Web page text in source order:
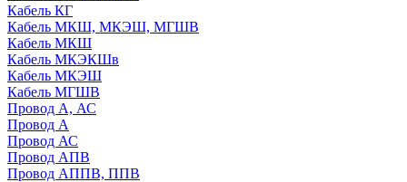
Кабель КГ
Кабель МКШ, МКЭШ, МГШВ
Кабель МКШ
Кабель МКЭКШв
Кабель МКЭШ
Кабель МГШВ
Провод А, АС
Провод А
Провод АС
Провод АПВ
Провод АППВ, ППВ